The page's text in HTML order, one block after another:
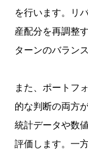
を行います。リ
産配分を再調整
ターンのバラン
また、ポートフ
的な判断の両方
統計データや数
評価します。一